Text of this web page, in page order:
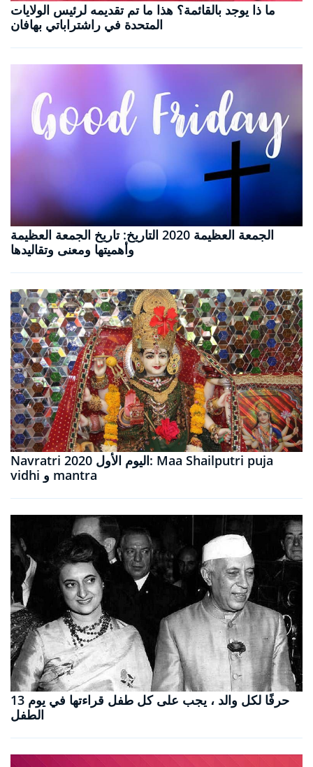
ما ذا يوجد بالقائمة؟ هذا ما تم تقديمه لرئيس الولايات
المتحدة في راشتراباتي بهافان
الجمعة العظيمة 2020 التاريخ: تاريخ الجمعة العظيمة
وأهميتها ومعنى وتقاليدها
Navratri 2020 اليوم الأول: Maa Shailputri puja
vidhi و mantra
13 حرفًا لكل والد ، يجب على كل طفل قراءتها في يوم
الطفل